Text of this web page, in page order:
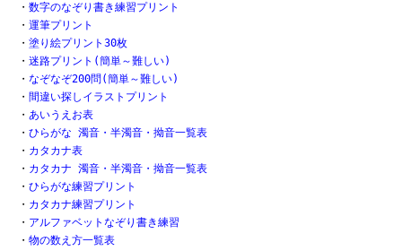
・ 数字のなぞり書き練習プリント
・ 運筆プリント
・ 塗り絵プリント30枚
・ 迷路プリント(簡単～難しい)
・ なぞなぞ200問(簡単～難しい)
・ 間違い探しイラストプリント
・ あいうえお表
・ ひらがな 濁音・半濁音・拗音一覧表
・ カタカナ表
・ カタカナ 濁音・半濁音・拗音一覧表
・ ひらがな練習プリント
・ カタカナ練習プリント
・ アルファベットなぞり書き練習
・ 物の数え方一覧表